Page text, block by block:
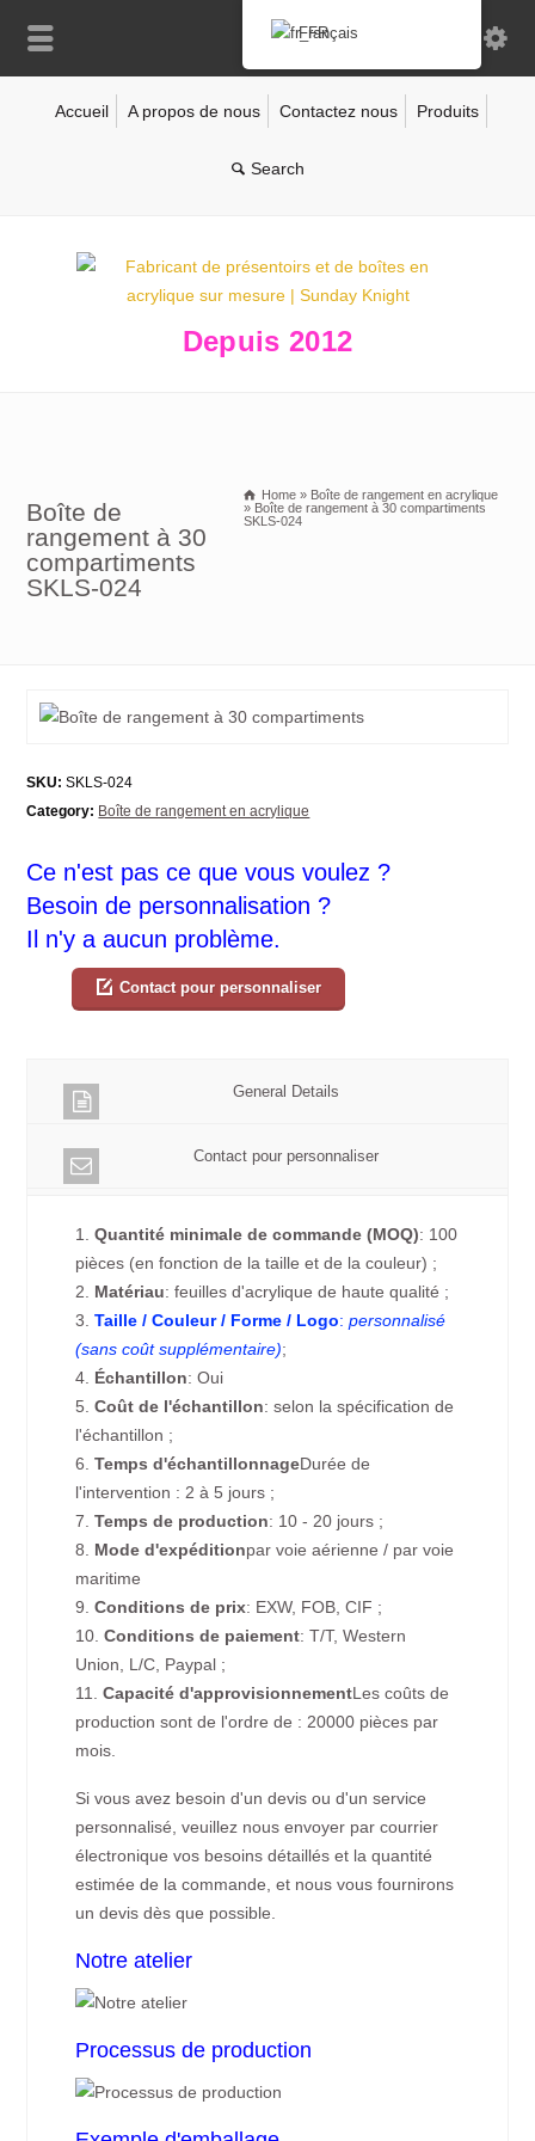
Accueil A propos de nous Contactez nous Produits
Depuis 2012
Boîte de
rangement à 30
compartiments
SKLS-024
Home » Boîte de rangement en acrylique
» Boîte de rangement à 30 compartiments
SKLS-024
SKU: SKLS-024
Category: Boîte de rangement en acrylique
Ce n'est pas ce que vous voulez ?
Besoin de personnalisation ?
Il n'y a aucun problème.
Contact pour personnaliser
General Details
Contact pour personnaliser
1.Quantité minimale de commande (MOQ): 100
pièces (en fonction de la taille et de la couleur) ;
2. Matériau: feuilles d'acrylique de haute qualité ;
3.Taille / Couleur / Forme / Logo:personnalisé
(sans coût supplémentaire);
4. Échantillon: Oui
5.Coût de l'échantillon: selon la spécification de
l'échantillon ;
6.Temps d'échantillonnageDurée de
l'intervention : 2 à 5 jours ;
7.Temps de production: 10 - 20 jours ;
8. Mode d'expéditionpar voie aérienne / par voie
maritime
9.Conditions de prix: EXW, FOB, CIF ;
10.Conditions de paiement: T/T, Western
Union, L/C, Paypal ;
11.Capacité d'approvisionnementLes coûts de
production sont de l'ordre de : 20000 pièces par
mois.
Si vous avez besoin d'un devis ou d'un service
personnalisé, veuillez nous envoyer par courrier
électronique vos besoins détaillés et la quantité
estimée de la commande, et nous vous fournirons
un devis dès que possible.
Notre atelier
Processus de production
Français